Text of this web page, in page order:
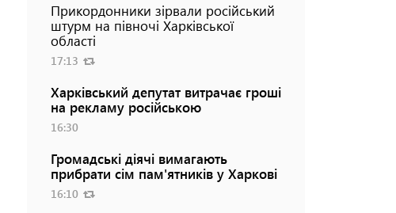
Прикордонники зірвали російський
штурм на півночі Харківської
області
17:13
Харківський депутат витрачає гроші
на рекламу російською
16:30
Громадські діячі вимагають
прибрати сім пам'ятників у Харкові
16:10